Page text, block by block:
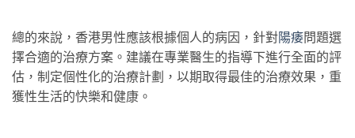
總的來說，香港男性應該根據個人的病因，針對陽痿問題選
擇合適的治療方案。建議在專業醫生的指導下進行全面的評
估，制定個性化的治療計劃，以期取得最佳的治療效果，重
獲性生活的快樂和健康。